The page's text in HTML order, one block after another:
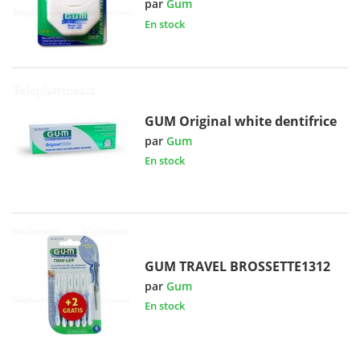
parGum
En stock
GUM Original white dentifrice
parGum
En stock
GUM TRAVEL BROSSETTE1312
parGum
En stock